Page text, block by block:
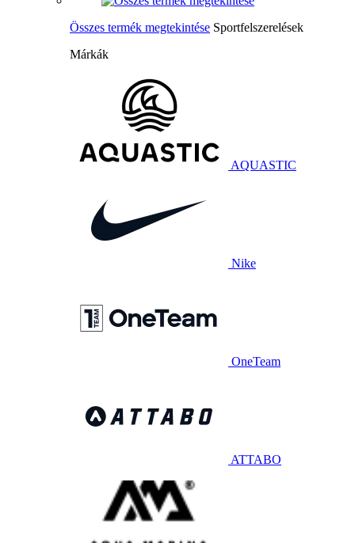
Összes termék megtekintése Sportfelszerelések
Márkák
AQUASTIC
Nike
OneTeam
ATTABO